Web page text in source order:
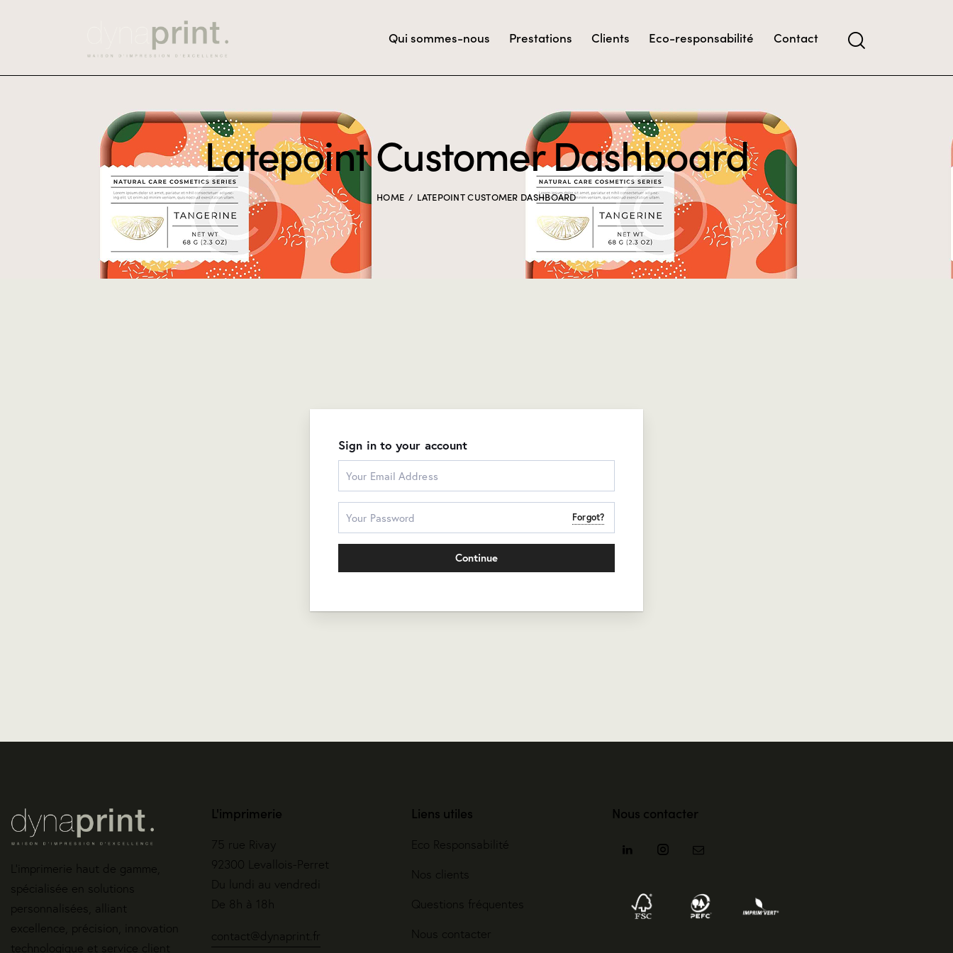
Qui sommes-nous Prestations Clients Eco-responsabilité Contact
Latepoint Customer Dashboard
HOME LATEPOINT CUSTOMER DASHBOARD
Sign in to your account
Forgot?
Continue
L’imprimerie haut de gamme,
spécialisée en solutions
personnalisées, alliant
excellence, précision, innovation
technologique et service client
L'imprimerie
75 rue Rivay
92300 Levallois-Perret
Du lundi au vendredi
De 8h à 18h
contact@dynaprint.fr
Liens utiles
Eco Responsabilité
Nos clients
Questions fréquentes
Nous contacter
Nous contacter